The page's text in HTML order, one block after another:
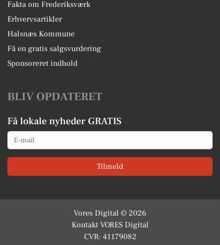
Fakta om Frederiksværk
Erhvervsartikler
Halsnæs Kommune
Få en gratis salgsvurdering
Sponsoreret indhold
BLIV OPDATERET
Få lokale nyheder GRATIS
Email
Tilmeld
Vores Digital © 2026
Kontakt VORES Digital
CVR: 41179082